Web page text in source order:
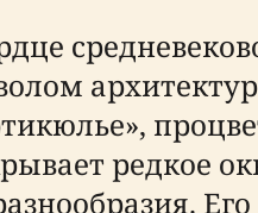
редкое